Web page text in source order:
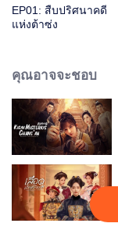
EP01: สืบปริศนาคดี
แห่งต้าซ่ง
คุณอาจจะชอบ